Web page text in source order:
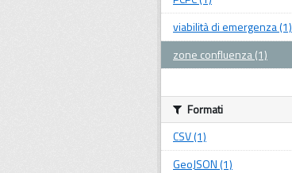
viabilità di emergenza (1)
zone confluenza (1)
Formati
CSV (1)
GeoJSON (1)